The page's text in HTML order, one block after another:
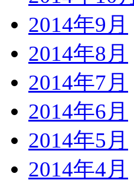
2014年9月
2014年8月
2014年7月
2014年6月
2014年5月
2014年4月